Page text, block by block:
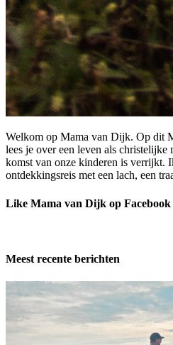
Welkom op Mama van Dijk. Op dit
lees je over een leven als christelijke
komst van onze kinderen is verrijkt.
ontdekkingsreis met een lach, een
Like Mama van Dijk op Facebook
Meest recente berichten